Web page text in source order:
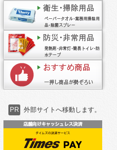
PR 外部サイトへ移動します。